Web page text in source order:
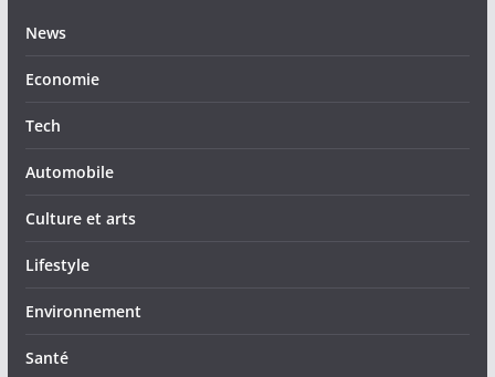
News
Economie
Tech
Automobile
Culture et arts
Lifestyle
Environnement
Santé